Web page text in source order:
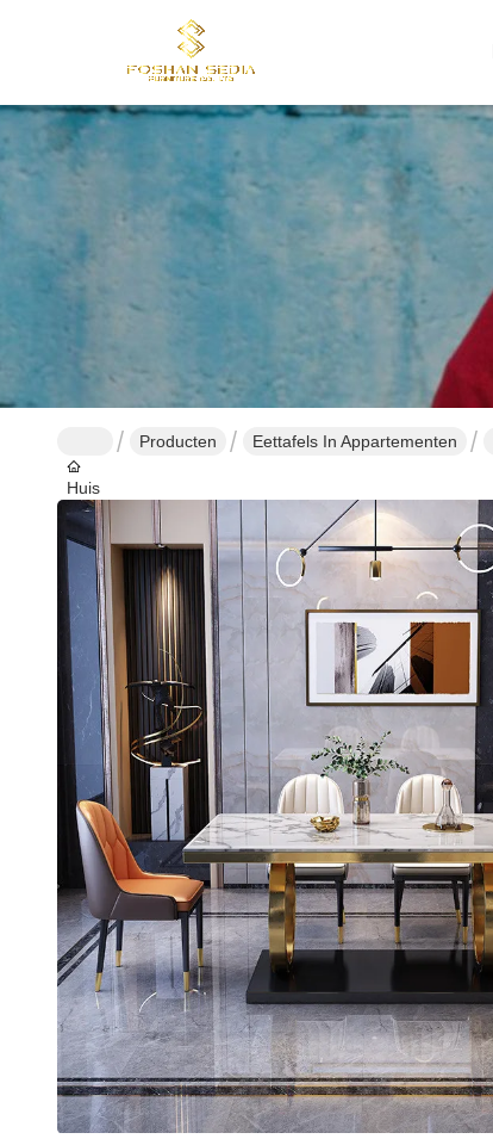
Huis
Producten Eettafels In Appartementen